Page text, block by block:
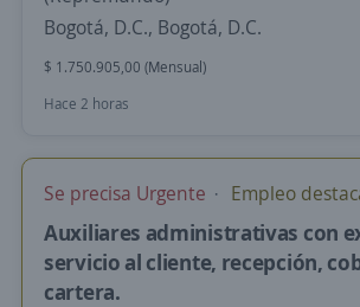
Bogotá, D.C., Bogotá, D.C.
$ 1.750.905,00 (Mensual)
Hace 2 horas
Se precisa Urgente Empleo
Auxiliares administrativas con
servicio al cliente, recepción,
cartera.